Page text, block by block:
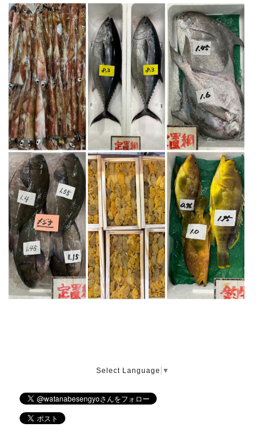
Select Language ▼